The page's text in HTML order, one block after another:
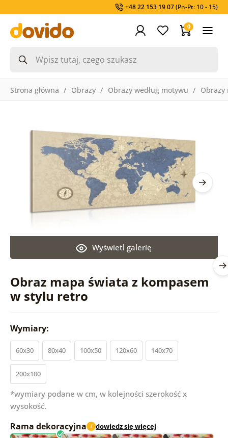
+48 22 153 19 07(Pn-Pt: 10 - 15)
0
Strona główna Obrazy Obrazy według motywu Obrazy
Obraz mapa świata z kompasem
w stylu retro
Wyświetl galerię
Wymiary:
60x30 80x40 100x50 120x60 140x70
200x100
*wymiary podane w cm, w kolejności szerokość x
wysokość.
Rama dekoracyjna i dowiedz się więcej